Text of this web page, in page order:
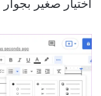
اختيار صغير